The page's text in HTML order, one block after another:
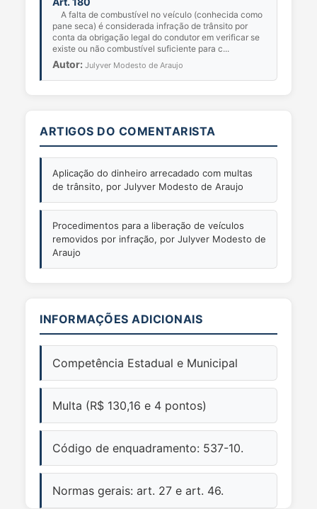
A falta de combustível no veículo (conhecida como
pane seca) é considerada infração de trânsito por
conta da obrigação legal do condutor em verificar se
existe ou não combustível suficiente para c...
Autor: Julyver Modesto de Araujo
ARTIGOS DO COMENTARISTA
Aplicação do dinheiro arrecadado com multas
de trânsito, por Julyver Modesto de Araujo
Procedimentos para a liberação de veículos
removidos por infração, por Julyver Modesto de
Araujo
INFORMAÇÕES ADICIONAIS
Competência Estadual e Municipal
Multa (R$ 130,16 e 4 pontos)
Código de enquadramento: 537-10.
Normas gerais: art. 27 e art. 46.